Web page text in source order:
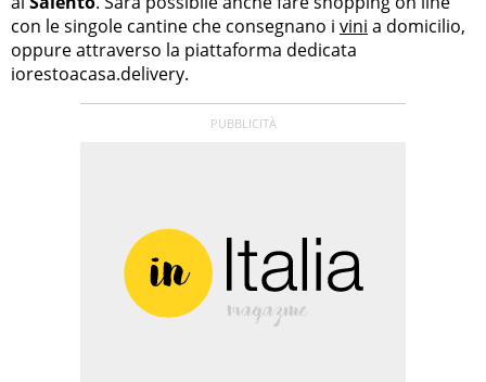
con le singole cantine che consegnano i vini a domicilio,
oppure attraverso la piattaforma dedicata
iorestoacasa.delivery.